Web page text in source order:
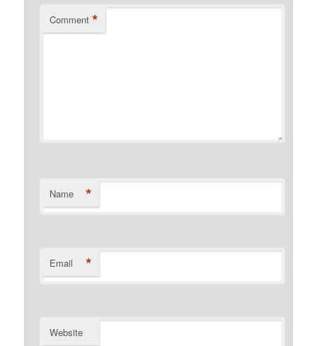
Comment *
Name *
Email *
Website